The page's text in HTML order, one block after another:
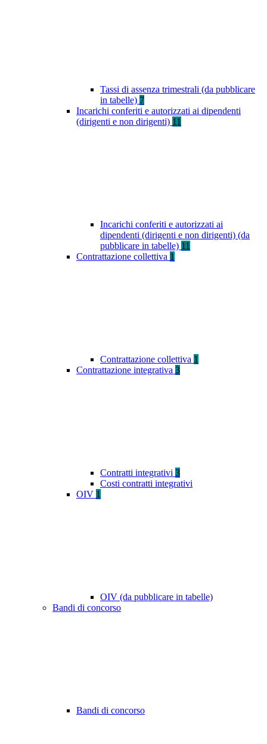
Tassi di assenza trimestrali (da pubblicare
in tabelle) 7
Incarichi conferiti e autorizzati ai dipendenti
(dirigenti e non dirigenti) 11
Incarichi conferiti e autorizzati ai
dipendenti (dirigenti e non dirigenti) (da
pubblicare in tabelle) 11
Contrattazione collettiva 1
Contrattazione collettiva 1
Contrattazione integrativa 3
Contratti integrativi 3
Costi contratti integrativi
OIV 1
OIV (da pubblicare in tabelle)
Bandi di concorso
Bandi di concorso